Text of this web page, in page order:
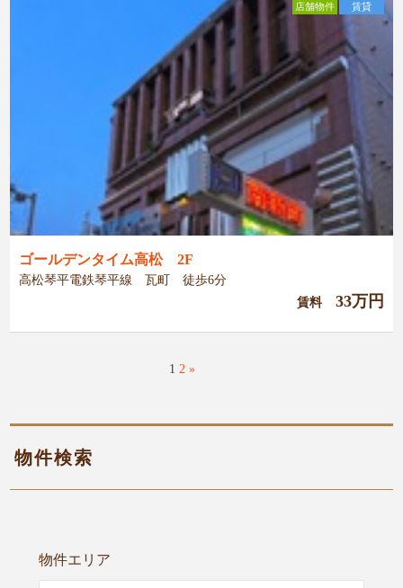
ゴールデンタイム高松 2F
店舗物件 賃貸
高松琴平電鉄琴平線 瓦町 徒歩6分
賃料
33万円
1 2 »
物件検索
物件エリア